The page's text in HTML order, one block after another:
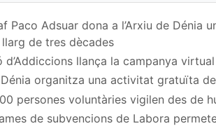
ir
en
Paco Adsuar dona a l’Arxiu de Dénia
de tres dècades
d’Addiccions llança la campanya
organitza una activitat gratuïta
persones voluntàries vigilen des de
de subvencions de Labora